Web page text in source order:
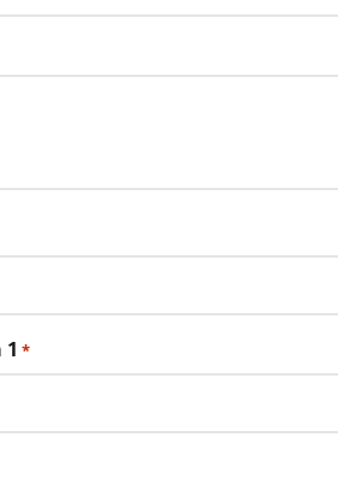
2026
*